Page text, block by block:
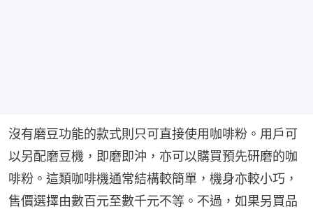
沒有磨豆功能的款式則只可直接使用咖啡粉。用戶可
以另配磨豆機，即磨即沖，亦可以購買預先研磨的咖
啡粉。這類咖啡機通常結構較簡單，機身亦較小巧，
售價選擇由數百元至數千元不等。不過，如果另買品